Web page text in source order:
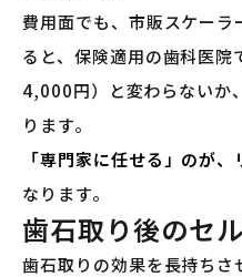
費用面でも、市販スケー
ると、保険適用の歯科医
4,000円）と変わらないか
ります。
「専門家に任せる」のが
なります。
歯石取り後のセ
歯石取りの効果を長持ち